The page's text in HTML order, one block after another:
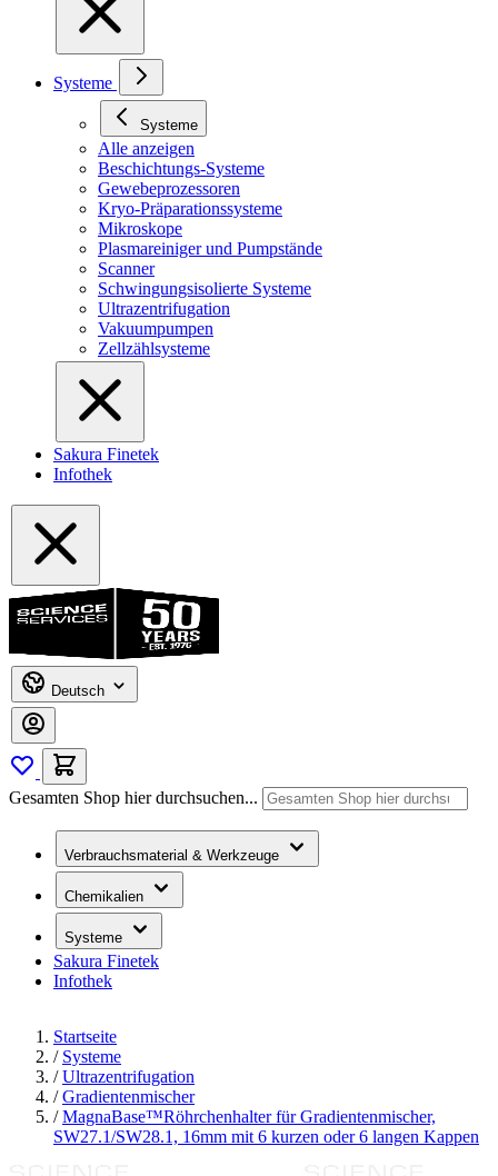
Systeme
Systeme
Alle anzeigen
Beschichtungs-Systeme
Gewebeprozessoren
Kryo-Präparationssysteme
Mikroskope
Plasmareiniger und Pumpstände
Scanner
Schwingungsisolierte Systeme
Ultrazentrifugation
Vakuumpumpen
Zellzählsysteme
Sakura Finetek
Infothek
Deutsch
Gesamten Shop hier durchsuchen...
Verbrauchsmaterial & Werkzeuge
Chemikalien
Systeme
Sakura Finetek
Infothek
Startseite
/ Systeme
/ Ultrazentrifugation
/ Gradientenmischer
/ MagnaBase™Röhrchenhalter für Gradientenmischer,
SW27.1/SW28.1, 16mm mit 6 kurzen oder 6 langen Kappen